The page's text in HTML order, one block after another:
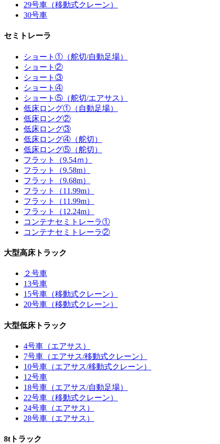
29号車（移動式クレーン）
30号車
セミトレーラ
ショート①（舵切/自動足場）
ショート②
ショート③
ショート④
ショート⑤（舵切/エアサス）
低床ロング①（自動足場）
低床ロング②
低床ロング③
低床ロング④（舵切）
低床ロング⑤（舵切）
フラット（9.54ｍ）
フラット（9.58m）
フラット（9.68m）
フラット（11.99m）
フラット（11.99m）
フラット（12.24m）
コンテナセミトレーラ①
コンテナセミトレーラ②
大型高床トラック
２号車
13号車
15号車（移動式クレーン）
20号車（移動式クレーン）
大型低床トラック
4号車（エアサス）
7号車（エアサス/移動式クレーン）
10号車（エアサス/移動式クレーン）
12号車
18号車（エアサス/自動足場）
22号車（移動式クレーン）
24号車（エアサス）
28号車（エアサス）
8tトラック